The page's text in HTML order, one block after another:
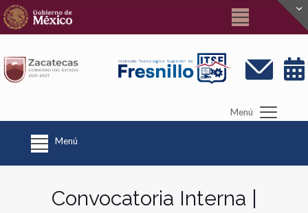
Menú
Menú
Convocatoria Interna |